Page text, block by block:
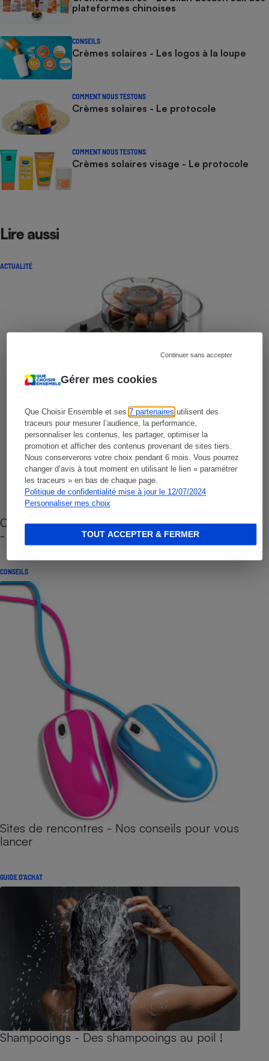
Gérer mes cookies
Que Choisir Ensemble et ses7 partenaires utilisent des
traceurs pour mesurer l’audience, la performance,
personnaliser les contenus, les partager, optimiser la
promotion et afficher des contenus provenant de sites tiers.
Nous conserverons votre choix pendant 6 mois. Vous pourrez
changer d’avis à tout moment en utilisant le lien « paramétrer
les traceurs » en bas de chaque page.
Politique de confidentialité mise à jour le 12/07/2024
Personnaliser mes choix
Continuer sans accepter
TOUT ACCEPTER & FERMER
plateformes chinoises
CONSEILS
Crèmes solaires - Les logos à la loupe
COMMENT NOUS TESTONS
Crèmes solaires - Le protocole
COMMENT NOUS TESTONS
Crèmes solaires visage - Le protocole
Lire aussi
ACTUALITÉ
Cafetière à capsules zéro déchet CoffeeB (vidéo)
- Premières impressions
CONSEILS
Sites de rencontres - Nos conseils pour vous
lancer
GUIDE D'ACHAT
Shampooings - Des shampooings au poil !